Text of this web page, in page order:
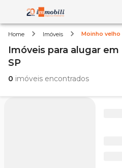
Home Imóveis Moinho velho
Imóveis para alugar em
SP
0 imóveis encontrados